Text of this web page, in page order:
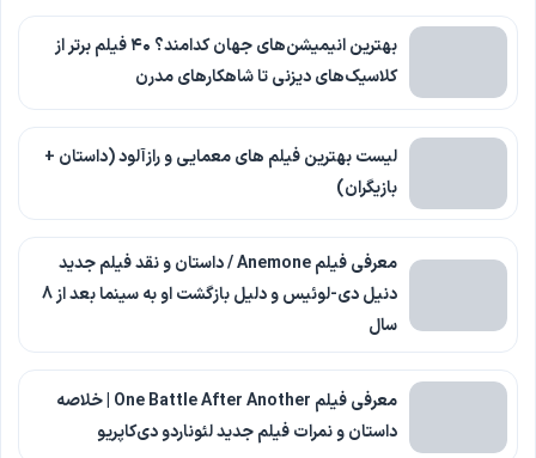
بهترین انیمیشن‌های جهان کدامند؟ ۴۰ فیلم برتر از
کلاسیک‌های دیزنی تا شاهکارهای مدرن
لیست بهترین فیلم های معمایی و رازآلود (داستان +
بازیگران)
معرفی فیلم Anemone / داستان و نقد فیلم جدید
دنیل دی-لوئیس و دلیل بازگشت او به سینما بعد از 8
سال
معرفی فیلم One Battle After Another | خلاصه
داستان و نمرات فیلم جدید لئوناردو دی‌کاپریو